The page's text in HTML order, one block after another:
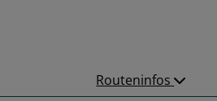
Routeninfos